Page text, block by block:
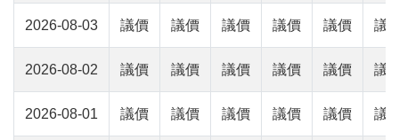
2026-08-03 議價 議價 議價 議價 議價 議
2026-08-02 議價 議價 議價 議價 議價 議
2026-08-01 議價 議價 議價 議價 議價 議